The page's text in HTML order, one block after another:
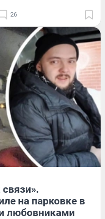
26
на парковке в
любовниками